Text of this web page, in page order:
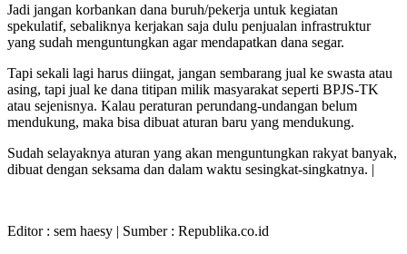
Jadi jangan korbankan dana buruh/pekerja untuk kegiatan
spekulatif, sebaliknya kerjakan saja dulu penjualan infrastruktur
yang sudah menguntungkan agar mendapatkan dana segar.
Tapi sekali lagi harus diingat, jangan sembarang jual ke swasta atau
asing, tapi jual ke dana titipan milik masyarakat seperti BPJS-TK
atau sejenisnya. Kalau peraturan perundang-undangan belum
mendukung, maka bisa dibuat aturan baru yang mendukung.
Sudah selayaknya aturan yang akan menguntungkan rakyat banyak,
dibuat dengan seksama dan dalam waktu sesingkat-singkatnya. |
Editor : sem haesy | Sumber : Republika.co.id